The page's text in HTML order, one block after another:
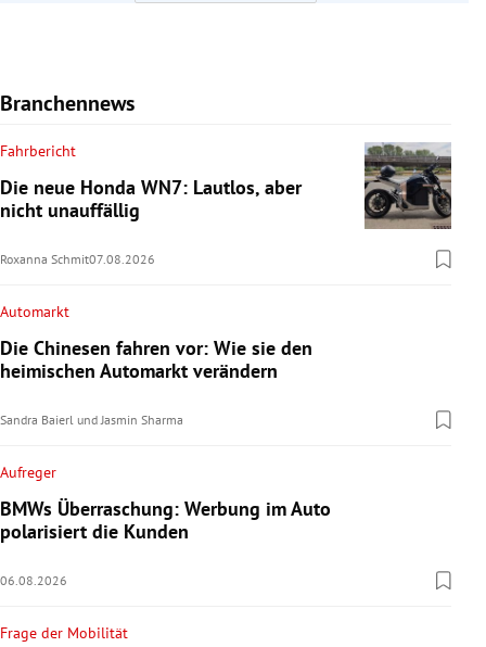
Branchennews
Fahrbericht
Die neue Honda WN7: Lautlos, aber
nicht unauffällig
Roxanna Schmit07.08.2026
Automarkt
Die Chinesen fahren vor: Wie sie den
heimischen Automarkt verändern
Sandra Baierl undJasmin Sharma
Aufreger
BMWs Überraschung: Werbung im Auto
polarisiert die Kunden
06.08.2026
Frage der Mobilität